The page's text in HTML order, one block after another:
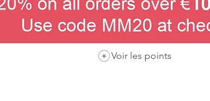
Voir les points